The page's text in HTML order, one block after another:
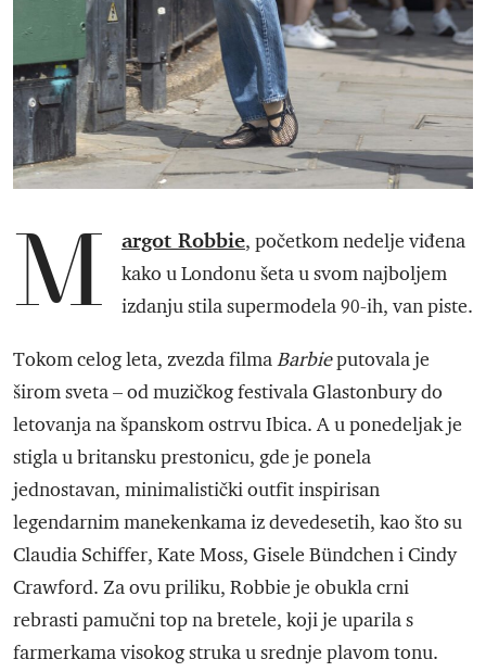
M argot Robbie, početkom nedelje viđena
kako u Londonu šeta u svom najboljem
izdanju stila supermodela 90-ih, van piste.
Tokom celog leta, zvezda filmaBarbieputovala je
širom sveta – od muzičkog festivala Glastonbury do
letovanja na španskom ostrvu Ibica. A u ponedeljak je
stigla u britansku prestonicu, gde je ponela
jednostavan, minimalistički outfit inspirisan
legendarnim manekenkama iz devedesetih, kao što su
Claudia Schiffer, Kate Moss, Gisele Bündchen i Cindy
Crawford. Za ovu priliku, Robbie je obukla crni
rebrasti pamučni top na bretele, koji je uparila s
farmerkama visokog struka u srednje plavom tonu.